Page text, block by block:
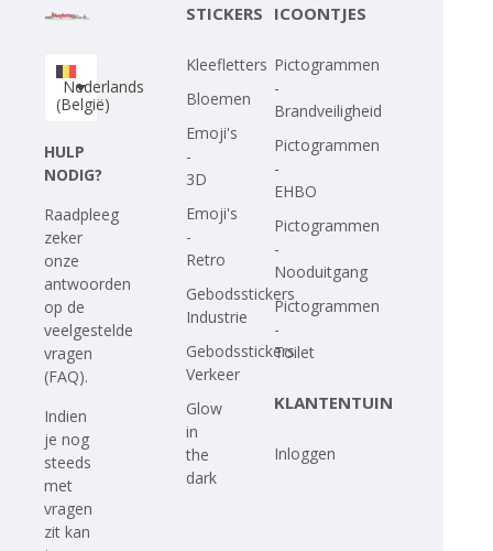
Nederlands
(België)
HULP
NODIG?
Raadpleeg
zeker
onze
antwoorden
op de
veelgestelde
vragen
(FAQ).
Indien
je nog
steeds
met
vragen
zit kan
STICKERS
Kleefletters
Bloemen
Emoji's
-
3D
Emoji's
-
Retro
Gebodsstickers
Industrie
Gebodsstickers
Verkeer
Glow
in
the
dark
ICOONTJES
Pictogrammen
-
Brandveiligheid
Pictogrammen
-
EHBO
Pictogrammen
-
Nooduitgang
Pictogrammen
-
Toilet
KLANTENTUIN
Inloggen